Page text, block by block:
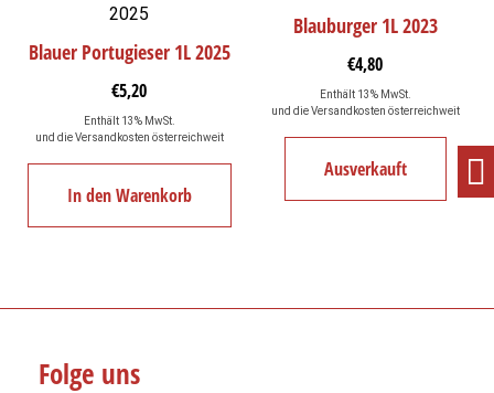
Blauer Portugieser 1L 2025
€5,20
Enthält 13% MwSt.
und die Versandkosten österreichweit
In den Warenkorb
Blauburger 1L 2023
€4,80
Enthält 13% MwSt.
und die Versandkosten österreichweit
Ausverkauft
Folge uns